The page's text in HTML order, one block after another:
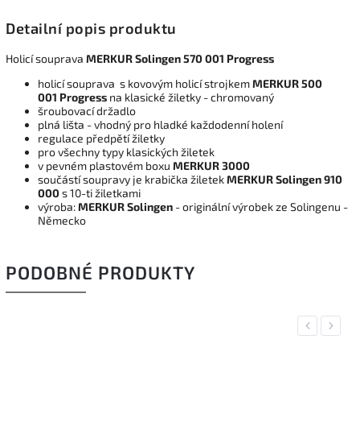
Detailní popis produktu
Holicí souprava MERKUR Solingen 570 001 Progress
holicí souprava s kovovým holicí strojkemMERKUR 500
001 Progress na klasické žiletky - chromovaný
šroubovací držadlo
plná lišta - vhodný pro hladké každodenní holení
regulace předpětí žiletky
pro všechny typy klasických žiletek
v pevném plastovém boxu MERKUR 3000
součástí soupravy je krabička žiletekMERKUR Solingen 910
000s 10-ti žiletkami
výroba:MERKUR Solingen - originální výrobek ze Solingenu -
Německo
PODOBNÉ PRODUKTY
Previous
Next